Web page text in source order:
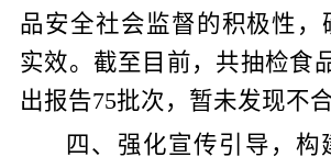
品安全社会监督的积极性，
实效。 截至 目前，共抽检食
出报告75批次 ，暂未发现不
四、强化宣传引导，构